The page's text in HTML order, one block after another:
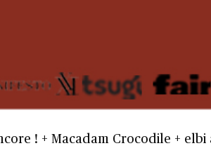
! + Macadam Crocodile +